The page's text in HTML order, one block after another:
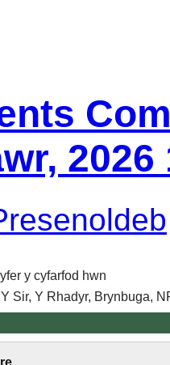
2026
y cyfarfod hwn
Sir, Y Rhadyr, Brynbuga,